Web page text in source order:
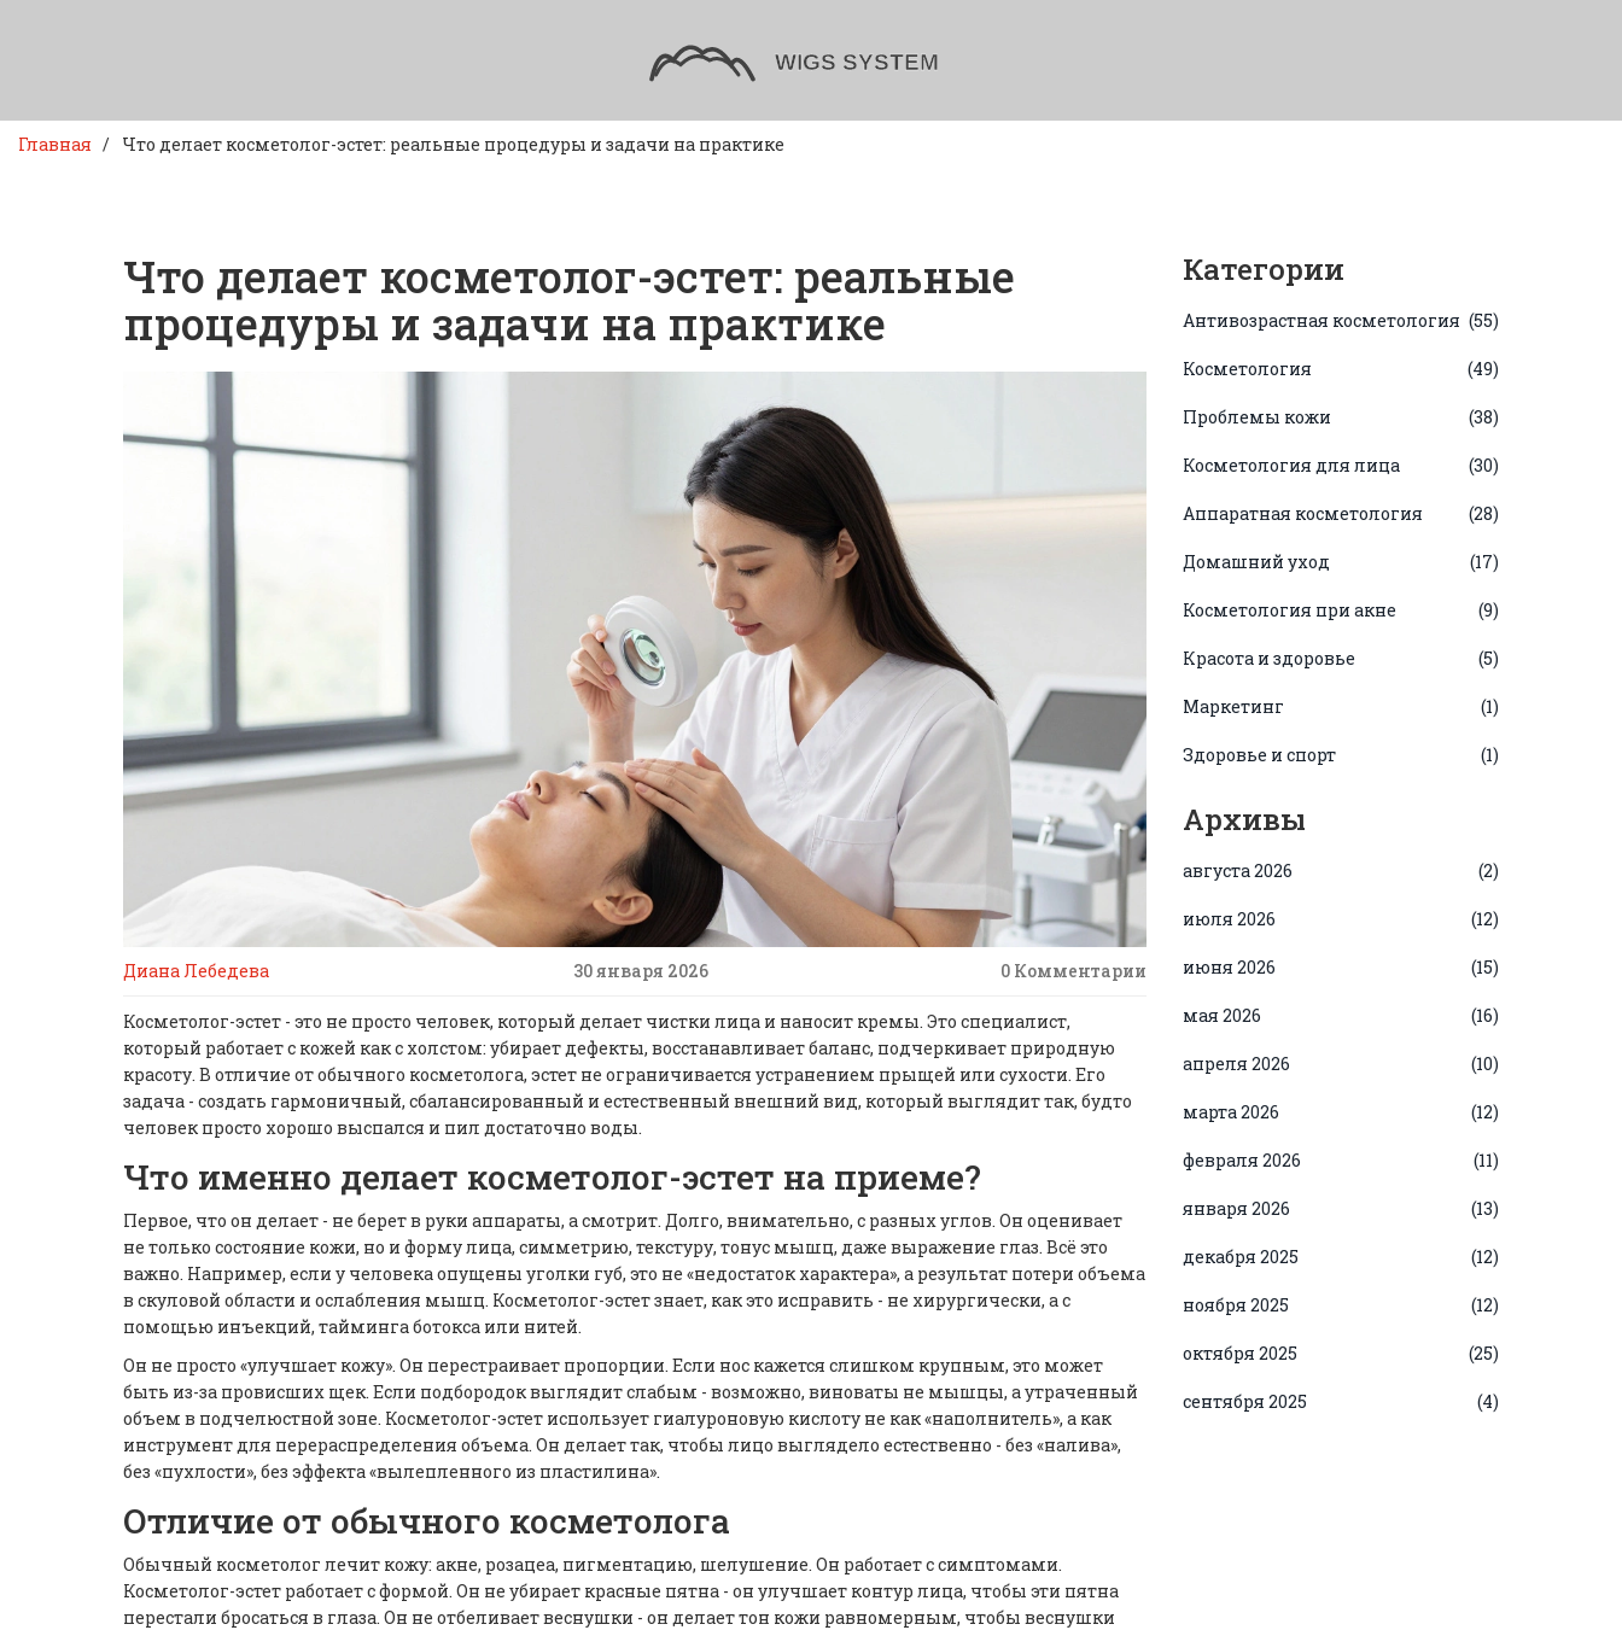
Главная Что делает косметолог-эстет: реальные процедуры и задачи на практике
Что делает косметолог-эстет: реальные
процедуры и задачи на практике
Диана Лебедева 30 января 2026 0 Комментарии
Косметолог-эстет - это не просто человек, который делает чистки лица и наносит кремы. Это специалист,
который работает с кожей как с холстом: убирает дефекты, восстанавливает баланс, подчеркивает природную
красоту. В отличие от обычного косметолога, эстет не ограничивается устранением прыщей или сухости. Его
задача - создать гармоничный, сбалансированный и естественный внешний вид, который выглядит так, будто
человек просто хорошо выспался и пил достаточно воды.
Что именно делает косметолог-эстет на приеме?
Первое, что он делает - не берет в руки аппараты, а смотрит. Долго, внимательно, с разных углов. Он оценивает
не только состояние кожи, но и форму лица, симметрию, текстуру, тонус мышц, даже выражение глаз. Всё это
важно. Например, если у человека опущены уголки губ, это не «недостаток характера», а результат потери объема
в скуловой области и ослабления мышц. Косметолог-эстет знает, как это исправить - не хирургически, а с
помощью инъекций, тайминга ботокса или нитей.
Он не просто «улучшает кожу». Он перестраивает пропорции. Если нос кажется слишком крупным, это может
быть из-за провисших щек. Если подбородок выглядит слабым - возможно, виноваты не мышцы, а утраченный
объем в подчелюстной зоне. Косметолог-эстет использует гиалуроновую кислоту не как «наполнитель», а как
инструмент для перераспределения объема. Он делает так, чтобы лицо выглядело естественно - без «налива»,
без «пухлости», без эффекта «вылепленного из пластилина».
Отличие от обычного косметолога
Обычный косметолог лечит кожу: акне, розацеа, пигментацию, шелушение. Он работает с симптомами.
Косметолог-эстет работает с формой. Он не убирает красные пятна - он улучшает контур лица, чтобы эти пятна
перестали бросаться в глаза. Он не отбеливает веснушки - он делает тон кожи равномерным, чтобы веснушки
Категории
Антивозрастная косметология (55)
Косметология (49)
Проблемы кожи (38)
Косметология для лица (30)
Аппаратная косметология (28)
Домашний уход (17)
Косметология при акне (9)
Красота и здоровье (5)
Маркетинг (1)
Здоровье и спорт (1)
Архивы
августа 2026 (2)
июля 2026 (12)
июня 2026 (15)
мая 2026 (16)
апреля 2026 (10)
марта 2026 (12)
февраля 2026 (11)
января 2026 (13)
декабря 2025 (12)
ноября 2025 (12)
октября 2025 (25)
сентября 2025 (4)